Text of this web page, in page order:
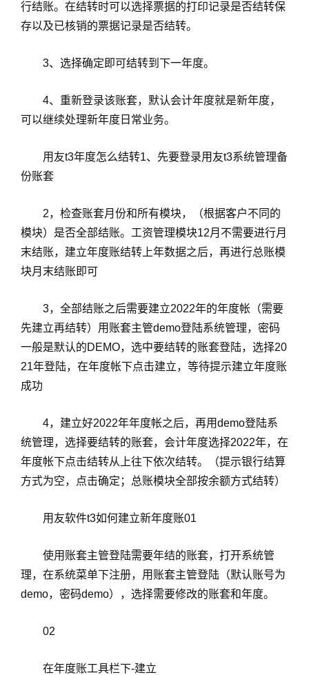
行结账。在结转时可以选择票据的打印记录是否结转保
存以及已核销的票据记录是否结转。
3、选择确定即可结转到下一年度。
4、重新登录该账套，默认会计年度就是新年度，
可以继续处理新年度日常业务。
用友t3年度怎么结转1、先要登录用友t3系统管理备
份账套
2，检查账套月份和所有模块，（根据客户不同的
模块）是否全部结账。工资管理模块12月不需要进行月
末结账，建立年度账结转上年数据之后，再进行总账模
块月末结账即可
3，全部结账之后需要建立2022年的年度帐（需要
先建立再结转）用账套主管demo登陆系统管理，密码
一般是默认的DEMO，选中要结转的账套登陆，选择20
21年登陆，在年度帐下点击建立，等待提示建立年度账
成功
4，建立好2022年年度帐之后，再用demo登陆系
统管理，选择要结转的账套，会计年度选择2022年，在
年度帐下点击结转从上往下依次结转。（提示银行结算
方式为空，点击确定；总账模块全部按余额方式结转）
用友软件t3如何建立新年度账01
使用账套主管登陆需要年结的账套，打开系统管
理，在系统菜单下注册，用账套主管登陆（默认账号为
demo，密码demo），选择需要修改的账套和年度。
02
在年度账工具栏下-建立